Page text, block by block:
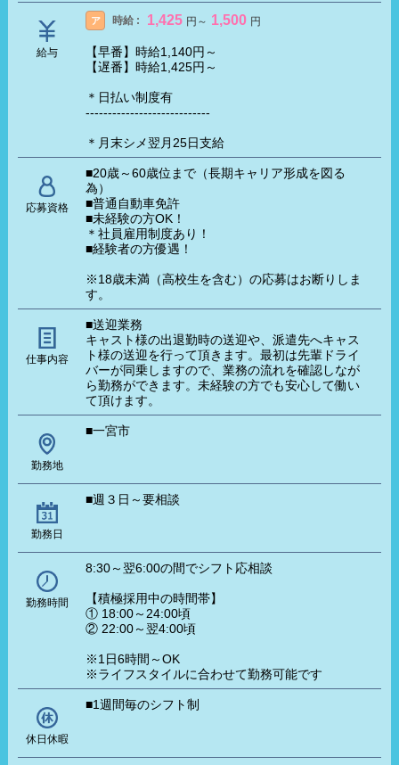
給与
ア 時給 : 1,425 円 ～ 1,500 円
【早番】時給1,140円～
【遅番】時給1,425円～
＊日払い制度有
----------------------------
＊月末シメ翌月25日支給
応募資格
■20歳～60歳位まで（長期キャリア形成を図る
為）
■普通自動車免許
■未経験の方OK！
＊社員雇用制度あり！
■経験者の方優遇！
※18歳未満（高校生を含む）の応募はお断りしま
す。
仕事内容
■送迎業務
キャスト様の出退勤時の送迎や、派遣先へキャス
ト様の送迎を行って頂きます。最初は先輩ドライ
バーが同乗しますので、業務の流れを確認しなが
ら勤務ができます。未経験の方でも安心して働い
て頂けます。
勤務地
■一宮市
勤務日
■週３日～要相談
勤務時間
8:30～翌6:00の間でシフト応相談
【積極採用中の時間帯】
① 18:00～24:00頃
② 22:00～翌4:00頃
※1日6時間～OK
※ライフスタイルに合わせて勤務可能です
休日休暇
■1週間毎のシフト制